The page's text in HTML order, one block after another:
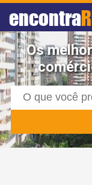
encontra
Os